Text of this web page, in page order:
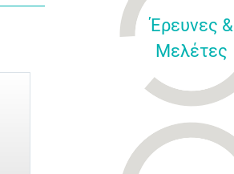
Έρευνες &
Μελέτες